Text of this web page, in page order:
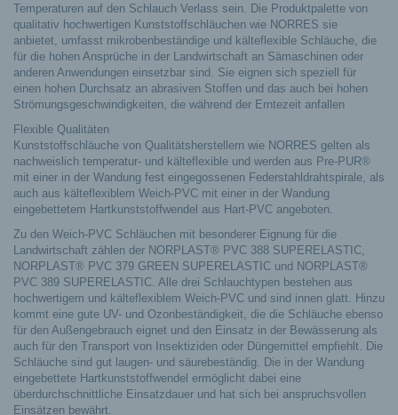
Temperaturen auf den Schlauch Verlass sein. Die Produktpalette von
qualitativ hochwertigen Kunststoffschläuchen wie NORRES sie
anbietet, umfasst mikrobenbeständige und kälteflexible Schläuche, die
für die hohen Ansprüche in der Landwirtschaft an Sämaschinen oder
anderen Anwendungen einsetzbar sind. Sie eignen sich speziell für
einen hohen Durchsatz an abrasiven Stoffen und das auch bei hohen
Strömungsgeschwindigkeiten, die während der Erntezeit anfallen
Flexible Qualitäten
Kunststoffschläuche von Qualitätsherstellern wie NORRES gelten als
nachweislich temperatur- und kälteflexible und werden aus Pre-PUR®
mit einer in der Wandung fest eingegossenen Federstahldrahtspirale, als
auch aus kälteflexiblem Weich-PVC mit einer in der Wandung
eingebettetem Hartkunststoffwendel aus Hart-PVC angeboten.
Zu den Weich-PVC Schläuchen mit besonderer Eignung für die
Landwirtschaft zählen der NORPLAST® PVC 388 SUPERELASTIC,
NORPLAST® PVC 379 GREEN SUPERELASTIC und NORPLAST®
PVC 389 SUPERELASTIC. Alle drei Schlauchtypen bestehen aus
hochwertigem und kälteflexiblem Weich-PVC und sind innen glatt. Hinzu
kommt eine gute UV- und Ozonbeständigkeit, die die Schläuche ebenso
für den Außengebrauch eignet und den Einsatz in der Bewässerung als
auch für den Transport von Insektiziden oder Düngemittel empfiehlt. Die
Schläuche sind gut laugen- und säurebeständig. Die in der Wandung
eingebettete Hartkunststoffwendel ermöglicht dabei eine
überdurchschnittliche Einsatzdauer und hat sich bei anspruchsvollen
Einsätzen bewährt.